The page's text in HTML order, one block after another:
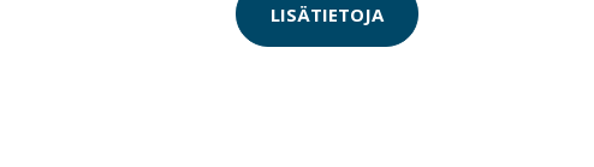
LISÄTIETOJA